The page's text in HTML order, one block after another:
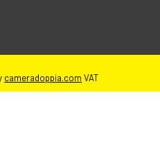
cameradoppia.com VAT